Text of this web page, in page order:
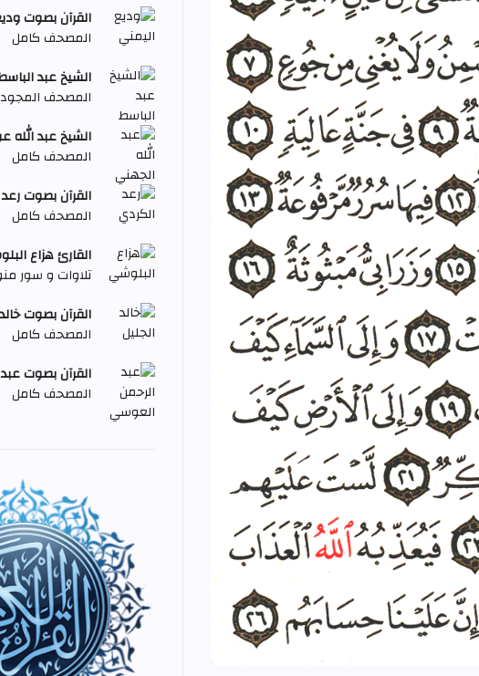
القرآن بصوت
المصحف كامل
الشيخ عبد
المصحف
الشيخ عبد الله
المصحف كامل
القرآن بصوت
المصحف كامل
القارئ هزاع
تلاوات و سور
القرآن بصوت
المصحف كامل
القرآن بصوت
المصحف كامل